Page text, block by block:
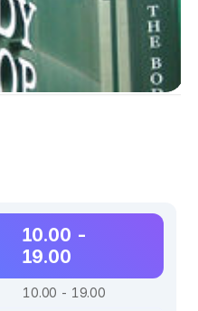
10.00 -
19.00
10.00 - 19.00